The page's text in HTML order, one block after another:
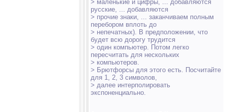
> маленькие и цифры, ... добавляются
русские, ... добавляются
> прочие знаки, ... заканчиваем полным
перебором вплоть до
> непечатных). В предположении, что
будет всю дорогу трудится
> один компьютер. Потом легко
пересчитать для нескольких
> компьютеров.
> Брютфорсы для этого есть. Посчитайте
для 1, 2, 3 символов,
> далее интерполировать
экспоненциально.